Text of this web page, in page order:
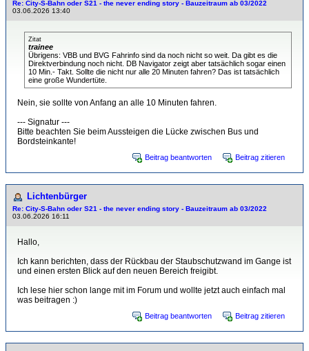
Re: City-S-Bahn oder S21 - the never ending story - Bauzeitraum ab 03/2022
03.06.2026 13:40
Zitat
trainee
Übrigens: VBB und BVG Fahrinfo sind da noch nicht so weit. Da gibt es die
Direktverbindung noch nicht. DB Navigator zeigt aber tatsächlich sogar einen
10 Min.- Takt. Sollte die nicht nur alle 20 Minuten fahren? Das ist tatsächlich
eine große Wundertüte.
Nein, sie sollte von Anfang an alle 10 Minuten fahren.
--- Signatur ---
Bitte beachten Sie beim Aussteigen die Lücke zwischen Bus und
Bordsteinkante!
Beitrag beantworten Beitrag zitieren
Lichtenbürger
Re: City-S-Bahn oder S21 - the never ending story - Bauzeitraum ab 03/2022
03.06.2026 16:11
Hallo,
Ich kann berichten, dass der Rückbau der Staubschutzwand im Gange ist
und einen ersten Blick auf den neuen Bereich freigibt.
Ich lese hier schon lange mit im Forum und wollte jetzt auch einfach mal
was beitragen :)
Beitrag beantworten Beitrag zitieren